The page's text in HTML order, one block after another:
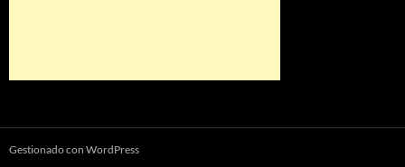
Gestionado con WordPress